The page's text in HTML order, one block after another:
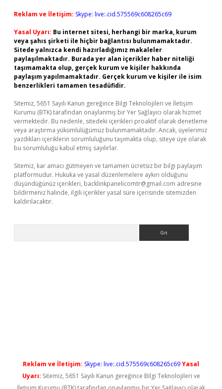
Reklam ve İletişim: Skype: live:.cid.575569c608265c69
Yasal Uyarı: Bu internet sitesi, herhangi bir marka, kurum
veya şahıs şirketi ile hiçbir bağlantısı bulunmamaktadır.
Sitede yalnızca kendi hazırladığımız makaleler
paylaşılmaktadır. Burada yer alan içerikler haber niteliği
taşımamakta olup, gerçek kurum ve kişiler hakkında
paylaşım yapılmamaktadır. Gerçek kurum ve kişiler ile isim
benzerlikleri tamamen tesadüfidir.
Sitemiz, 5651 Sayılı Kanun gereğince Bilgi Teknolojileri ve İletişim
Kurumu (BTK) tarafından onaylanmış bir Yer Sağlayıcı olarak hizmet
vermektedir. Bu nedenle, sitedeki içerikleri proaktif olarak denetleme
veya araştırma yükümlülüğümüz bulunmamaktadır. Ancak, üyelerimiz
yazdıkları içeriklerin sorumluluğunu taşımakta olup, siteye üye olarak
bu sorumluluğu kabul etmiş sayılırlar.
Sitemiz, kar amacı gütmeyen ve tamamen ücretsiz bir bilgi paylaşım
platformudur. Hukuka ve yasal düzenlemelere aykırı olduğunu
düşündüğünüz içerikleri, backlinkpanelicomtr@gmail.com adresine
bildirmeniz halinde, ilgili içerikler yasal süre içerisinde sitemizden
kaldırılacaktır.
Reklam ve İletişim: Skype: live:.cid.575569c608265c69Yasal
Uyarı: Sitemiz, 5651 Sayılı Kanun gereğince Bilgi Teknolojileri ve